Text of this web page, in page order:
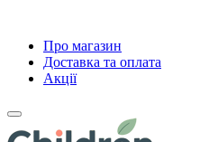
Про магазин
Доставка та оплата
Акції